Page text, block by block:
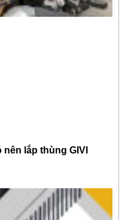
lắp thùng GIVI